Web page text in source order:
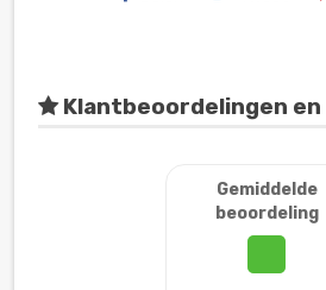
Klantbeoordelingen
Gemiddelde
beoordeling